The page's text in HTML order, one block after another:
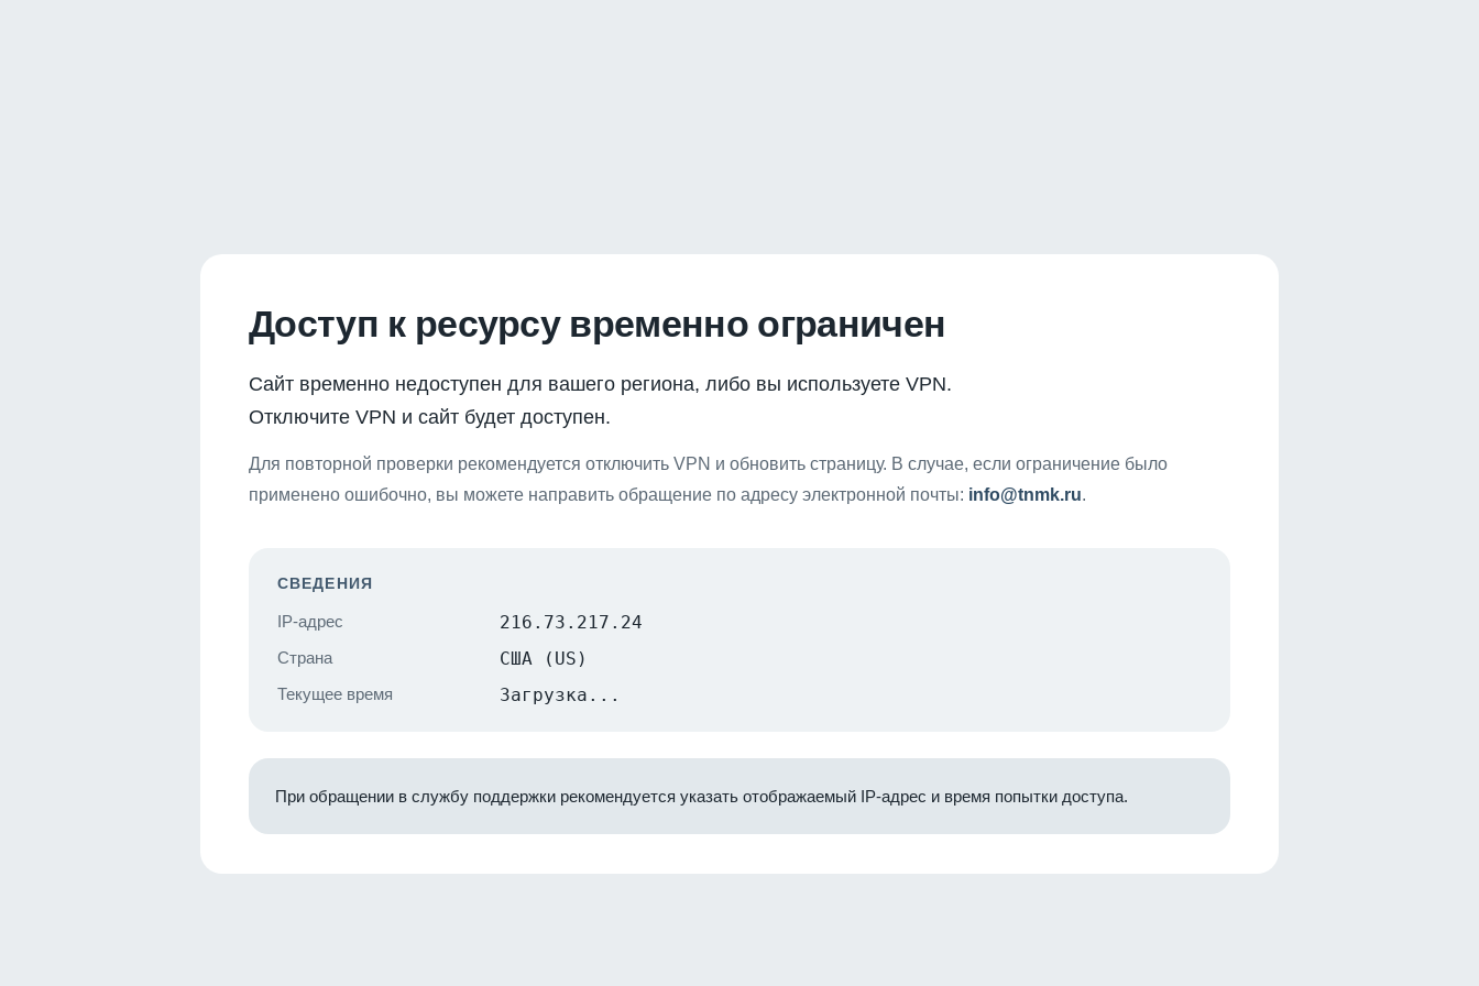
Доступ к ресурсу временно ограничен
Сайт временно недоступен для вашего региона, либо вы используете VPN.
Отключите VPN и сайт будет доступен.
Для повторной проверки рекомендуется отключить VPN и обновить страницу. В случае, если ограничение было
применено ошибочно, вы можете направить обращение по адресу электронной почты: info@tnmk.ru.
СВЕДЕНИЯ
IP-адрес 216.73.217.24
Страна США (US)
Текущее время Загрузка...
При обращении в службу поддержки рекомендуется указать отображаемый IP-адрес и время попытки доступа.